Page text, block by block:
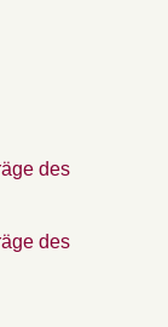
des
des